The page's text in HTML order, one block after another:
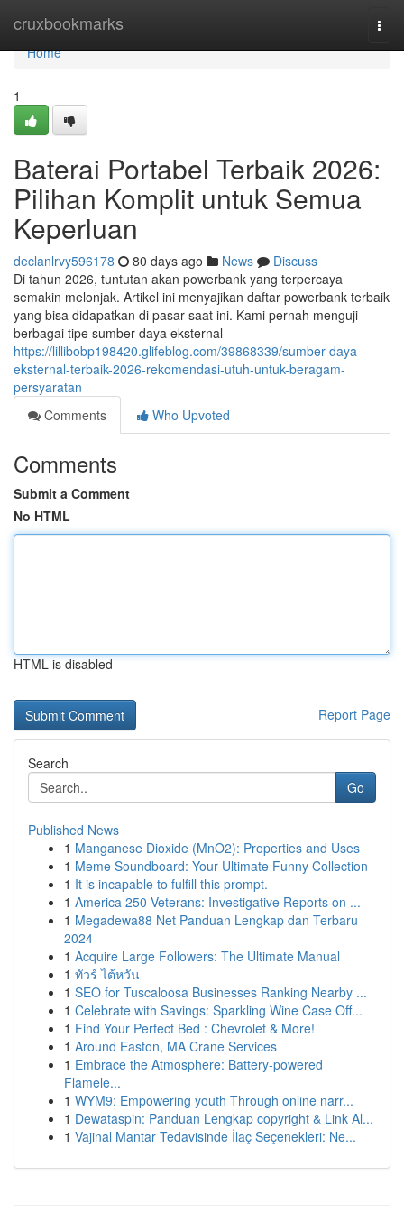
cruxbookmarks
Home
Home
1
Baterai Portabel Terbaik 2026:
Pilihan Komplit untuk Semua
Keperluan
declanlrvy596178 80 days ago News
Discuss
Di tahun 2026, tuntutan akan powerbank yang terpercaya
semakin melonjak. Artikel ini menyajikan daftar powerbank terbaik
yang bisa didapatkan di pasar saat ini. Kami pernah menguji
berbagai tipe sumber daya eksternal
https://lillibobp198420.glifeblog.com/39868339/sumber-daya-
eksternal-terbaik-2026-rekomendasi-utuh-untuk-beragam-
persyaratan
Comments
Who Upvoted
Comments
Submit a Comment
No HTML
HTML is disabled
Report Page
Search
Go
Published News
1 Manganese Dioxide (MnO2): Properties and Uses
1 Meme Soundboard: Your Ultimate Funny Collection
1 It is incapable to fulfill this prompt.
1 America 250 Veterans: Investigative Reports on ...
1 Megadewa88 Net Panduan Lengkap dan Terbaru
2024
1 Acquire Large Followers: The Ultimate Manual
1 ทัวร์ ไต้หวัน
1 SEO for Tuscaloosa Businesses Ranking Nearby ...
1 Celebrate with Savings: Sparkling Wine Case Off...
1 Find Your Perfect Bed : Chevrolet & More!
1 Around Easton, MA Crane Services
1 Embrace the Atmosphere: Battery-powered
Flamele...
1 WYM9: Empowering youth Through online narr...
1 Dewataspin: Panduan Lengkap copyright & Link Al...
1 Vajinal Mantar Tedavisinde İlaç Seçenekleri: Ne...